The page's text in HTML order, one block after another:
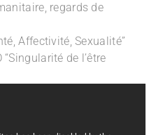
regards de
Affectivité, Sexualité”
de l’être